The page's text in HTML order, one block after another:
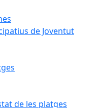
de Joventut
de les platges